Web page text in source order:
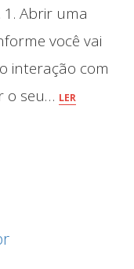
Abrir uma
você vai
interação com
o seu… LER